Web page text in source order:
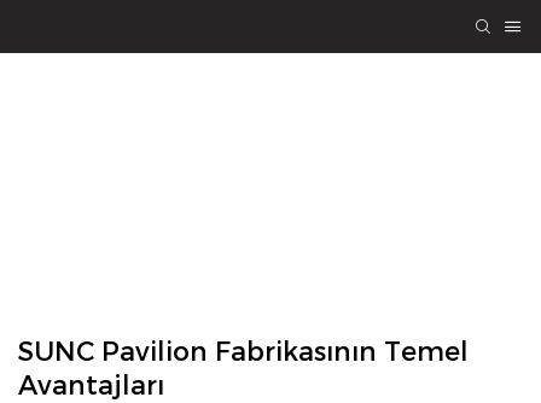
SUNC Pavilion Fabrikasının Temel
Avantajları